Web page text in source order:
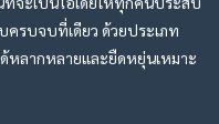
ครบจบที่เดียว ด้วยประเภท
หลากหลายและยืดหยุ่นเหมาะ